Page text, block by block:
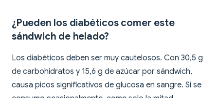
¿Pueden los diabéticos comer este
sándwich de helado?
Los diabéticos deben ser muy cautelosos. Con 30,5 g
de carbohidratos y 15,6 g de azúcar por sándwich,
causa picos significativos de glucosa en sangre. Si se